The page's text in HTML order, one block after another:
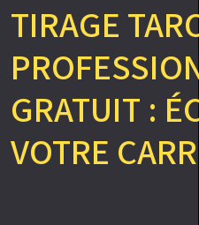
TIRAGE
GRATUIT :
VOTRE